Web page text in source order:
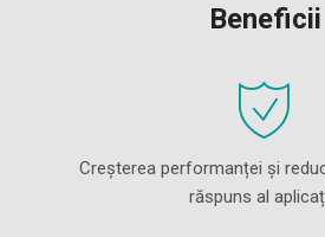
Beneficii
Creșterea performanței și
răspuns al